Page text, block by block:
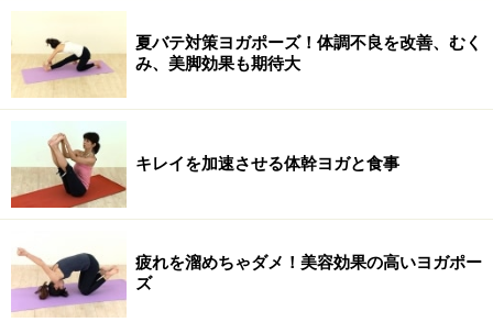
夏バテ対策ヨガポーズ！体調不良を改善、むく
み、美脚効果も期待大
キレイを加速させる体幹ヨガと食事
疲れを溜めちゃダメ！美容効果の高いヨガポー
ズ